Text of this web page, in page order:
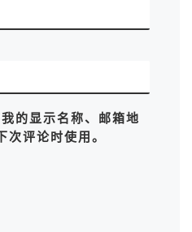
的显示名称、邮箱地
次评论时使用。